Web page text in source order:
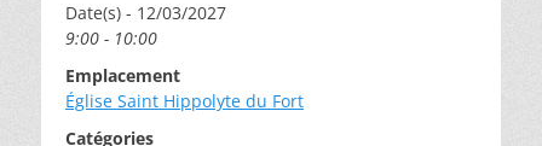
Date(s) - 12/03/2027
9:00 - 10:00
Emplacement
Église Saint Hippolyte du Fort
Catégories